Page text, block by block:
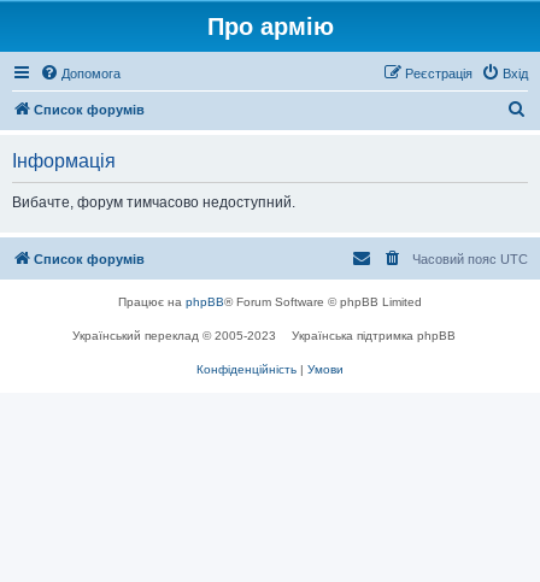
Про армію
Допомога Вхід
Реєстрація
Список форумів
Інформація
Вибачте, форум тимчасово недоступний.
Список форумів Часовий пояс UTC
Працює на phpBB® Forum Software © phpBB Limited
Український переклад © 2005-2023 Українська підтримка phpBB
Конфіденційність | Умови